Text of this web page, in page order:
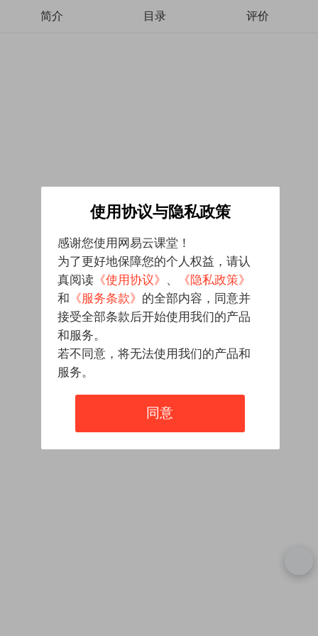
简介 目录 评价
使用协议与隐私政策
感谢您使用网易云课堂！
为了更好地保障您的个人权益，请认
真阅读 《使用协议》 、
《隐私政策》
和 《服务条款》 的全部内容，同意并
接受全部条款后开始使用我们的产品
和服务。
若不同意，将无法使用我们的产品和
服务。
同意